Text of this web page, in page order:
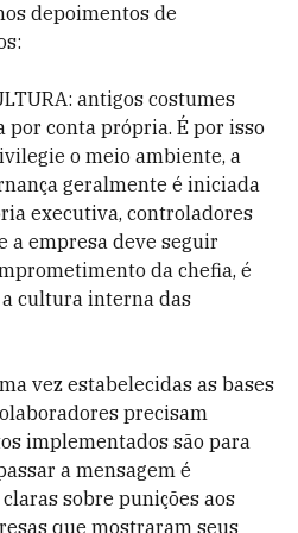
depoimentos de
antigos costumes
conta própria. É por isso
o meio ambiente, a
geralmente é iniciada
executiva, controladores
a empresa deve seguir
da chefia, é
cultura interna das
vez estabelecidas as bases
precisam
implementados são para
a mensagem é
sobre punições aos
que mostraram seus